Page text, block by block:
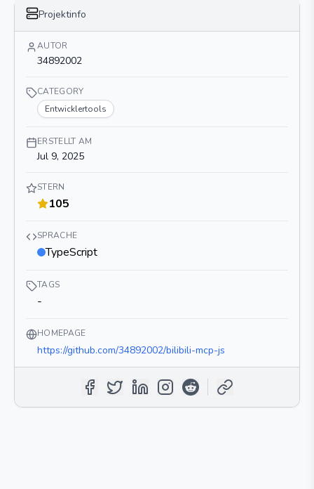
Projektinfo
AUTOR
34892002
CATEGORY
Entwicklertools
ERSTELLT AM
Jul 9, 2025
STERN
105
SPRACHE
TypeScript
TAGS
-
HOMEPAGE
https://github.com/34892002/bilibili-mcp-js